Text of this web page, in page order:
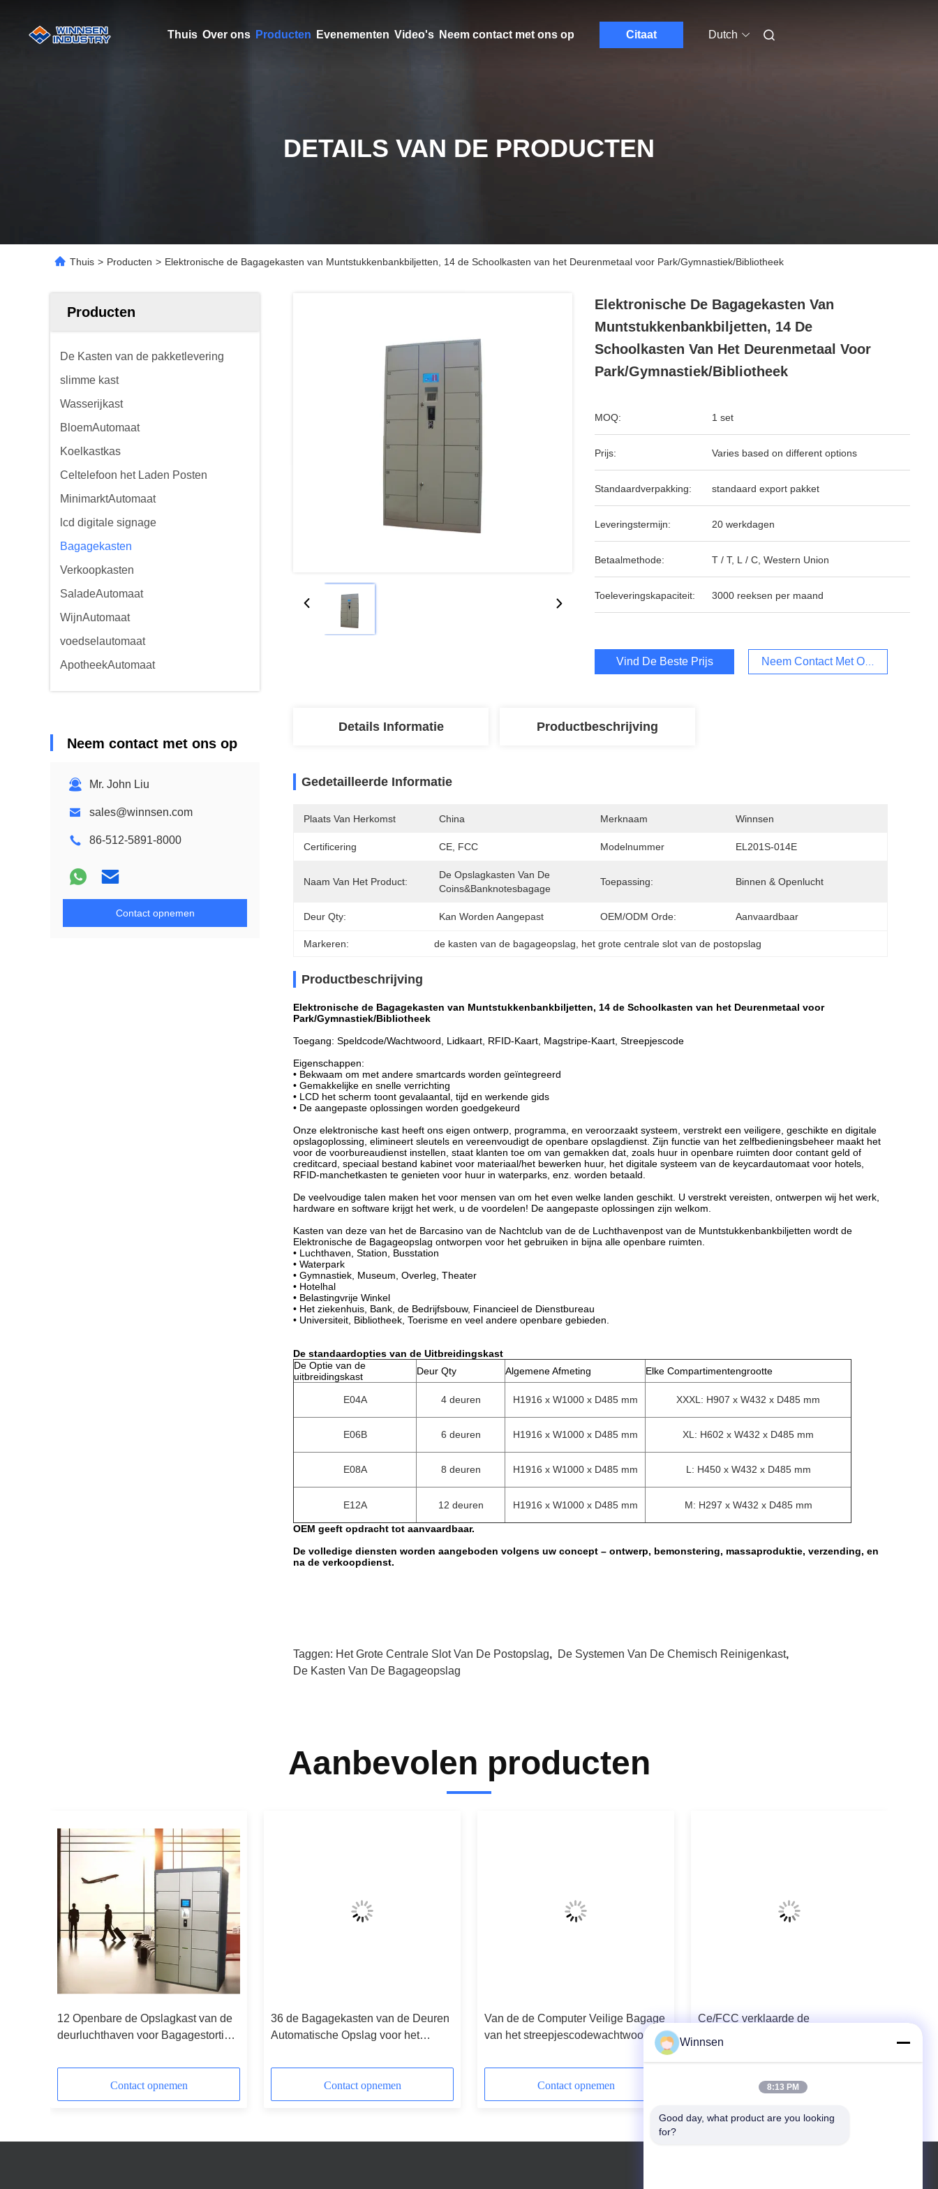
Thuis Over ons Producten Evenementen Video's Neem contact met ons op Citaat Dutch
DETAILS VAN DE PRODUCTEN
Thuis > Producten > Elektronische de Bagagekasten van Muntstukkenbankbiljetten, 14 de Schoolkasten van het Deurenmetaal voor Park/Gymnastiek/Bibliotheek
Producten
De Kasten van de pakketlevering
slimme kast
Wasserijkast
BloemAutomaat
Koelkastkas
Celtelefoon het Laden Posten
MinimarktAutomaat
lcd digitale signage
Bagagekasten
Verkoopkasten
SaladeAutomaat
WijnAutomaat
voedselautomaat
ApotheekAutomaat
Neem contact met ons op
Mr. John Liu
sales@winnsen.com
86-512-5891-8000
Contact opnemen
Elektronische De Bagagekasten Van
Muntstukkenbankbiljetten, 14 De
Schoolkasten Van Het Deurenmetaal Voor
Park/Gymnastiek/Bibliotheek
MOQ: 1 set
Prijs: Varies based on different options
Standaardverpakking: standaard export pakket
Leveringstermijn: 20 werkdagen
Betaalmethode: T / T, L / C, Western Union
Toeleveringskapaciteit: 3000 reeksen per maand
Vind De Beste Prijs Neem Contact Met Ons Op
Details Informatie Productbeschrijving
Gedetailleerde Informatie
Plaats Van Herkomst China Merknaam Winnsen
Certificering CE, FCC Modelnummer EL201S-014E
Naam Van Het Product:
De Opslagkasten Van De
Coins&Banknotesbagage
Toepassing: Binnen & Openlucht
Deur Qty: Kan Worden Aangepast OEM/ODM Orde: Aanvaardbaar
Markeren: de kasten van de bagageopslag het grote centrale slot van de postopslag
Productbeschrijving
Elektronische de Bagagekasten van Muntstukkenbankbiljetten, 14 de Schoolkasten van het Deurenmetaal voor
Park/Gymnastiek/Bibliotheek
Toegang: Speldcode/Wachtwoord, Lidkaart, RFID-Kaart, Magstripe-Kaart, Streepjescode
Eigenschappen:
• Bekwaam om met andere smartcards worden geïntegreerd
• Gemakkelijke en snelle verrichting
• LCD het scherm toont gevalaantal, tijd en werkende gids
• De aangepaste oplossingen worden goedgekeurd
Onze elektronische kast heeft ons eigen ontwerp, programma, en veroorzaakt systeem, verstrekt een veiligere, geschikte en digitale
opslagoplossing, elimineert sleutels en vereenvoudigt de openbare opslagdienst. Zijn functie van het zelfbedieningsbeheer maakt het
voor de voorbureaudienst instellen, staat klanten toe om van gemakken dat, zoals huur in openbare ruimten door contant geld of
creditcard, speciaal bestand kabinet voor materiaal/het bewerken huur, het digitale systeem van de keycardautomaat voor hotels,
RFID-manchetkasten te genieten voor huur in waterparks, enz. worden betaald.
De veelvoudige talen maken het voor mensen van om het even welke landen geschikt. U verstrekt vereisten, ontwerpen wij het werk,
hardware en software krijgt het werk, u de voordelen! De aangepaste oplossingen zijn welkom.
Kasten van deze van het de Barcasino van de Nachtclub van de de Luchthavenpost van de Muntstukkenbankbiljetten wordt de
Elektronische de Bagageopslag ontworpen voor het gebruiken in bijna alle openbare ruimten.
• Luchthaven, Station, Busstation
• Waterpark
• Gymnastiek, Museum, Overleg, Theater
• Hotelhal
• Belastingvrije Winkel
• Het ziekenhuis, Bank, de Bedrijfsbouw, Financieel de Dienstbureau
• Universiteit, Bibliotheek, Toerisme en veel andere openbare gebieden.
De standaardopties van de Uitbreidingskast
De Optie van de
uitbreidingskast
Deur Qty Algemene Afmeting Elke Compartimentengrootte
E04A 4 deuren H1916 x W1000 x D485 mm XXXL: H907 x W432 x D485 mm
E06B 6 deuren H1916 x W1000 x D485 mm XL: H602 x W432 x D485 mm
E08A 8 deuren H1916 x W1000 x D485 mm L: H450 x W432 x D485 mm
E12A 12 deuren H1916 x W1000 x D485 mm M: H297 x W432 x D485 mm
OEM geeft opdracht tot aanvaardbaar.
De volledige diensten worden aangeboden volgens uw concept – ontwerp, bemonstering, massaproduktie, verzending, en
na de verkoopdienst.
Taggen: Het Grote Centrale Slot Van De Postopslag, De Systemen Van De Chemisch Reinigenkast,
De Kasten Van De Bagageopslag
Aanbevolen producten
12 Openbare de Opslagkast van de
deurluchthaven voor Bagagestorting
Contact opnemen
36 de Bagagekasten van de Deuren
Automatische Opslag voor het
Zwembad met Staalbijlage
Contact opnemen
Van de de Computer Veilige Bagage
van het streepjescodewachtwoord
van het de Kastenstrand de Kasten
Openbare Kast met Multitaal UI
Contact opnemen
Ce/FCC verklaarde de
Contact opnemen
Winnsen
8:13 PM
Good day, what product are you looking
for?